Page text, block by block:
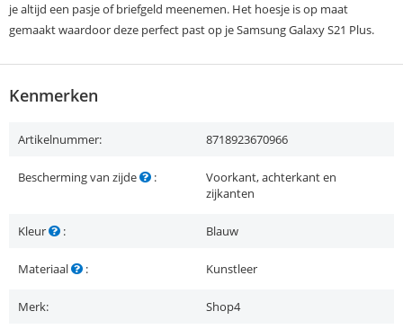
je altijd een pasje of briefgeld meenemen. Het hoesje is op maat
gemaakt waardoor deze perfect past op je Samsung Galaxy S21 Plus.
Kenmerken
Artikelnummer: 8718923670966
Bescherming van zijde :
Voorkant, achterkant en
zijkanten
Kleur : Blauw
Materiaal : Kunstleer
Merk: Shop4